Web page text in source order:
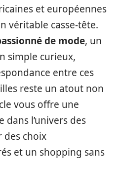
et européennes
véritable casse-tête.
de mode, un
simple curieux,
entre ces
reste un atout non
vous offre une
l’univers des
des choix
et un shopping sans